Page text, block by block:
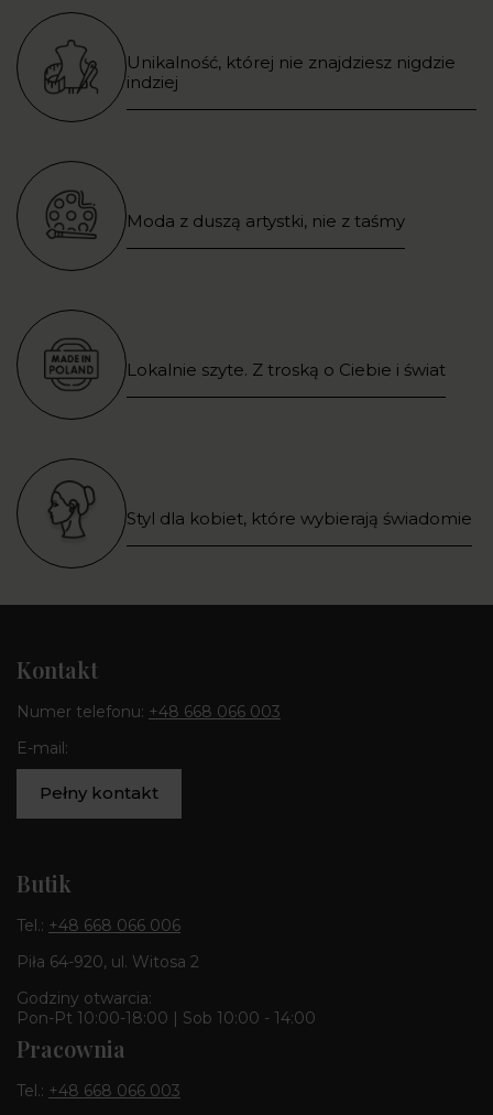
Unikalność, której nie znajdziesz nigdzie
indziej
Moda z duszą artystki, nie z taśmy
Lokalnie szyte. Z troską o Ciebie i świat
Styl dla kobiet, które wybierają świadomie
Kontakt
Numer telefonu: +48 668 066 003
E-mail:
Pełny kontakt
Butik
Tel.: +48 668 066 006
Piła 64-920, ul. Witosa 2
Godziny otwarcia:
Pon-Pt 10:00-18:00 | Sob 10:00 - 14:00
Pracownia
Tel.: +48 668 066 003